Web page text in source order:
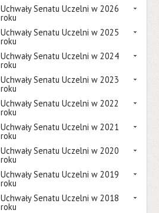
Uchwały Senatu Uczelni w 2026
roku
Uchwały Senatu Uczelni w 2025
roku
Uchwały Senatu Uczelni w 2024
roku
Uchwały Senatu Uczelni w 2023
roku
Uchwały Senatu Uczelni w 2022
roku
Uchwały Senatu Uczelni w 2021
roku
Uchwały Senatu Uczelni w 2020
roku
Uchwały Senatu Uczelni w 2019
roku
Uchwały Senatu Uczelni w 2018
roku